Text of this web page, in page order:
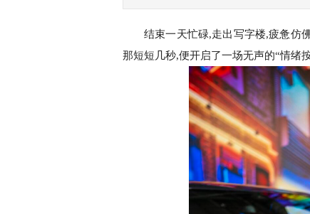
结束一天忙碌,走出写字楼,疲惫仿
那短短几秒,便开启了一场无声的“情绪